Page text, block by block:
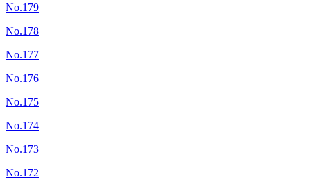
No.179
No.178
No.177
No.176
No.175
No.174
No.173
No.172